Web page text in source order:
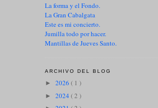
La forma y el Fondo.
La Gran Cabalgata
Este es mi concierto.
Jumilla todo por hacer.
Mantillas de Jueves Santo.
ARCHIVO DEL BLOG
► 2026 ( 1 )
► 2024 ( 2 )